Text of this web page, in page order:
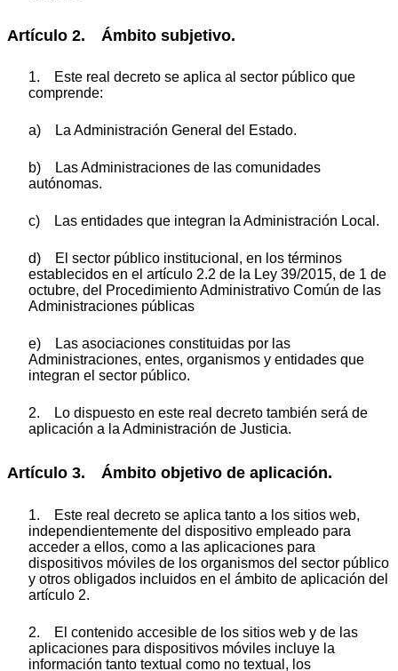
Artículo 2. Ámbito subjetivo.
1. Este real decreto se aplica al sector público que
comprende:
a) La Administración General del Estado.
b) Las Administraciones de las comunidades
autónomas.
c) Las entidades que integran la Administración Local.
d) El sector público institucional, en los términos
establecidos en el artículo 2.2 de la Ley 39/2015, de 1 de
octubre, del Procedimiento Administrativo Común de las
Administraciones públicas
e) Las asociaciones constituidas por las
Administraciones, entes, organismos y entidades que
integran el sector público.
2. Lo dispuesto en este real decreto también será de
aplicación a la Administración de Justicia.
Artículo 3. Ámbito objetivo de aplicación.
1. Este real decreto se aplica tanto a los sitios web,
independientemente del dispositivo empleado para
acceder a ellos, como a las aplicaciones para
dispositivos móviles de los organismos del sector público
y otros obligados incluidos en el ámbito de aplicación del
artículo 2.
2. El contenido accesible de los sitios web y de las
aplicaciones para dispositivos móviles incluye la
información tanto textual como no textual, los